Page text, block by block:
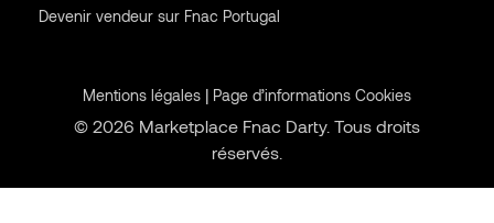
Devenir vendeur sur Fnac Portugal
Mentions légales | Page d’informations Cookies
© 2026 Marketplace Fnac Darty. Tous droits
réservés.